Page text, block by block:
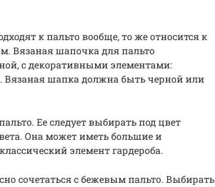
к пальто вообще, то же относится к
Вязаная шапочка для пальто
с декоративными элементами:
шапка должна быть черной или
Ее следует выбирать под цвет
Она может иметь большие и
элемент гардероба.
сочетаться с бежевым пальто. Выбирать